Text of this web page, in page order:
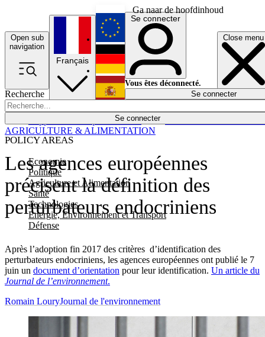
Ga naar de hoofdinhoud
Open sub
navigation
Close menu
Recherche
Se connecter
POLICY AREAS
Economie
Politique
Agriculture et Alimentation
Santé
Technologies
Energie, Environnement et Transport
Défense
Économie
Français
English
Deutsch
Español
Se connecter
Vous êtes déconnecté.
Se connecter
Les agences européennes
précisent la définition des
perturbateurs endocriniens
Après l’adoption fin 2017 des critères d’identification des
perturbateurs endocriniens, les agences européennes ont publié le 7
juin un document d’orientation pour leur identification. Un article du
Journal de l’environnement.
AGRICULTURE & ALIMENTATION
Romain LouryJournal de l'environnement